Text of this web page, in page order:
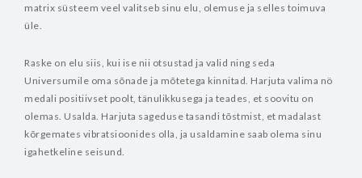
matrix süsteem veel valitseb sinu elu, olemuse ja selles toimuva
üle.
Raske on elu siis, kui ise nii otsustad ja valid ning seda
Universumile oma sõnade ja mõtetega kinnitad. Harjuta valima nö
medali positiivset poolt, tänulikkusega ja teades, et soovitu on
olemas. Usalda. Harjuta sageduse tasandi tõstmist, et madalast
kõrgemates vibratsioonides olla, ja usaldamine saab olema sinu
igahetkeline seisund.